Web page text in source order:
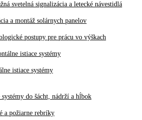
svetelná signalizácia a letecké návestidlá
a montáž solárnych panelov
postupy pre prácu vo výškach
istiace systémy
istiace systémy
systémy do šácht, nádrží a hĺbok
a požiarne rebríky